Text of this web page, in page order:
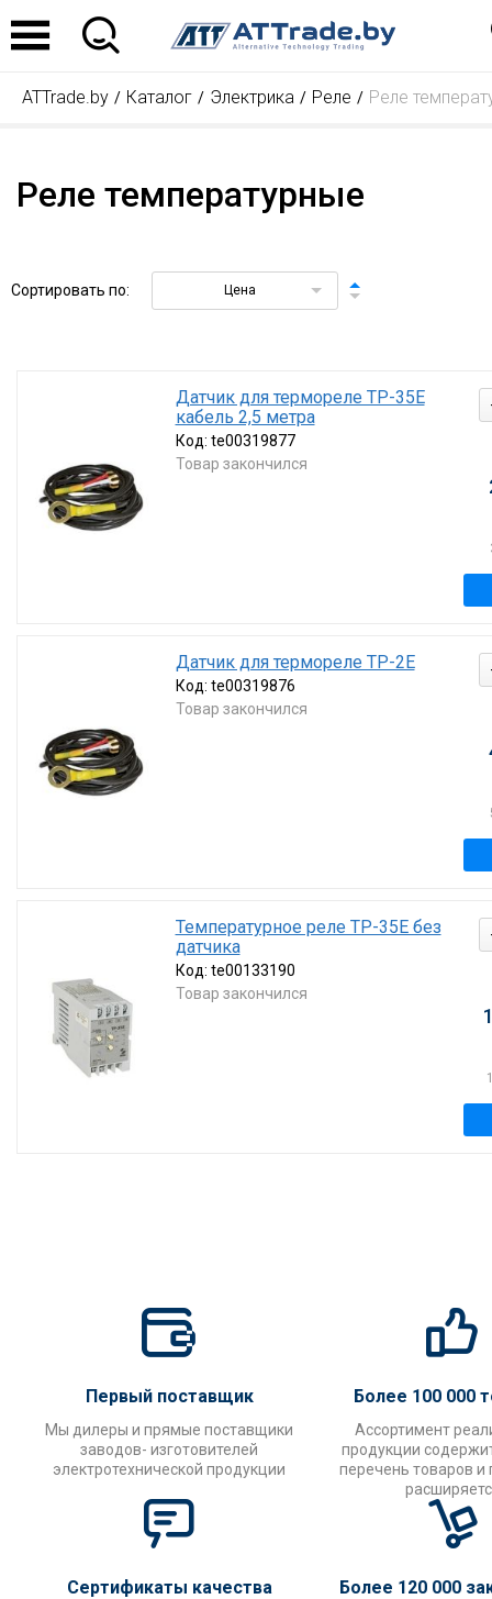
ATTrade.by Каталог Электрика Реле Реле
Реле температурные
Сортировать по: Цена
Датчик для термореле ТР-35Е
кабель 2,5 метра
Код: te00319877
Товар закончился
Датчик для термореле ТР-2Е
Код: te00319876
Товар закончился
Температурное реле ТР-35Е без
датчика
Код: te00133190
Товар закончился
Первый поставщик
Мы дилеры и прямые поставщики
заводов- изготовителей
электротехнической продукции
Более 100 000
Ассортимент
продукции
перечень товаров и
Сертификаты качества Более 120 000